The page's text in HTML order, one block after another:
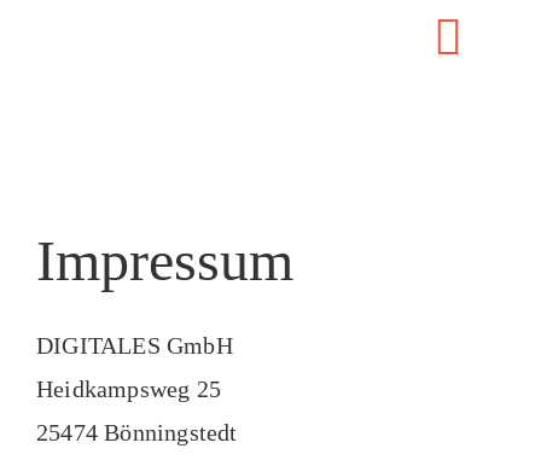
Impressum
DIGITALES GmbH
Heidkampsweg 25
25474 Bönningstedt